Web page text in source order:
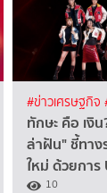
#ข่าวเศรษฐกิจ
ทักษะ คือ เงิ
ล่าฝัน" ชี้ทา
ใหม่ ด้วยการ
10